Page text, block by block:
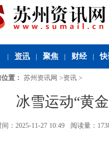
资讯 聚焦 财经 快
置： 苏州资讯网 >资讯 >
冰雪运动“黄
间：2025-11-27 10:49 阅读量：